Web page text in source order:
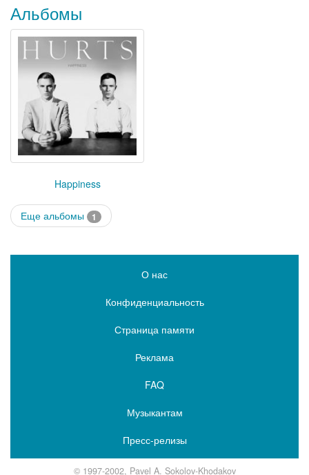
Альбомы
Happiness
Еще альбомы 1
О нас
Конфиденциальность
Страница памяти
Реклама
FAQ
Музыкантам
Пресс-релизы
© 1997-2002, Pavel A. Sokolov-Khodakov